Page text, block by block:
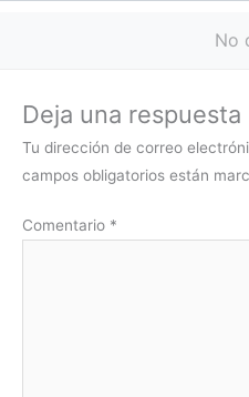
No
Deja una respuesta
Tu dirección de correo
campos obligatorios están
Comentario *